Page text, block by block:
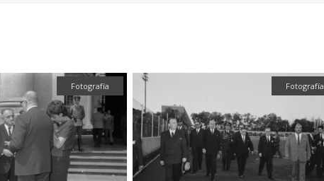
Fotografía Fotografía